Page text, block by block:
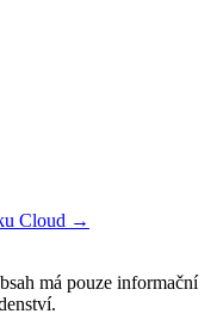
Cloud →
má pouze informační